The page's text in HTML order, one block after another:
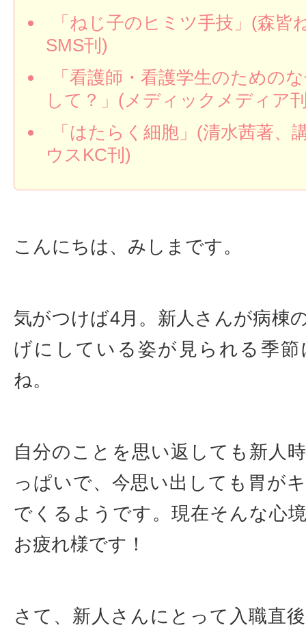
「ねじ子のヒミツ手技」(森皆
SMS刊)
「看護師・看護学生のための
して？」(メディックメディア
「はたらく細胞」(清水茜著、
ウスKC刊)
こんにちは、みしまです。
気がつけば4月。新人さんが病棟
げにしている姿が見られる季
ね。
自分のことを思い返しても新人
っぱいで、今思い出しても胃が
でくるようです。現在そんな心
お疲れ様です！
さて、新人さんにとって入職直